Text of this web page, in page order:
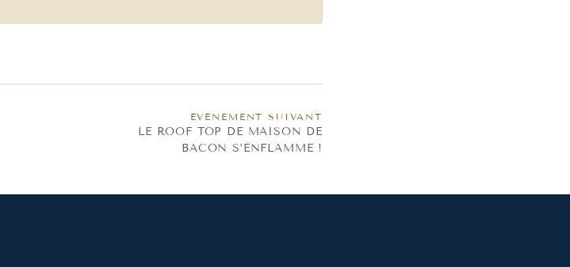
ÉVÈNEMENT SUIVANT
LE ROOF TOP DE MAISON DE
BACON S’ENFLAMME !